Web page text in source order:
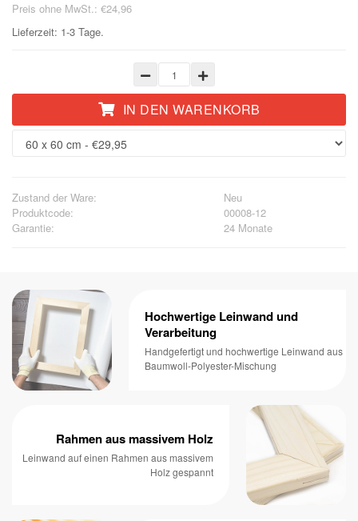
Preis ohne MwSt.: €24,96
Lieferzeit: 1-3 Tage.
IN DEN WARENKORB
Zustand der Ware:
Neu
Produktcode:
00008-12
Garantie:
24 Monate
Hochwertige Leinwand und
Verarbeitung
Handgefertigt und hochwertige Leinwand aus
Baumwoll-Polyester-Mischung
Rahmen aus massivem Holz
Leinwand auf einen Rahmen aus massivem
Holz gespannt